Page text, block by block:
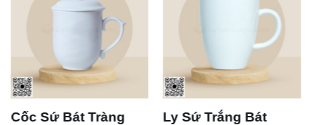
Cốc Sứ Bát Tràng
Ly Sứ Trắng Bát